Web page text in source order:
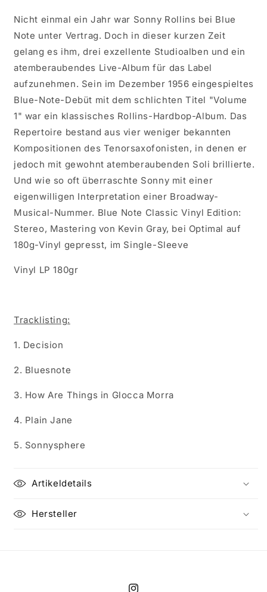
Nicht einmal ein Jahr war Sonny Rollins bei Blue
Note unter Vertrag. Doch in dieser kurzen Zeit
gelang es ihm, drei exzellente Studioalben und ein
atemberaubendes Live-Album für das Label
aufzunehmen. Sein im Dezember 1956 eingespieltes
Blue-Note-Debüt mit dem schlichten Titel "Volume
1" war ein klassisches Rollins-Hardbop-Album. Das
Repertoire bestand aus vier weniger bekannten
Kompositionen des Tenorsaxofonisten, in denen er
jedoch mit gewohnt atemberaubenden Soli brillierte.
Und wie so oft überraschte Sonny mit einer
eigenwilligen Interpretation einer Broadway-
Musical-Nummer. Blue Note Classic Vinyl Edition:
Stereo, Mastering von Kevin Gray, bei Optimal auf
180g-Vinyl gepresst, im Single-Sleeve
Vinyl LP 180gr
Tracklisting:
1. Decision
2. Bluesnote
3. How Are Things in Glocca Morra
4. Plain Jane
5. Sonnysphere
Artikeldetails
Hersteller